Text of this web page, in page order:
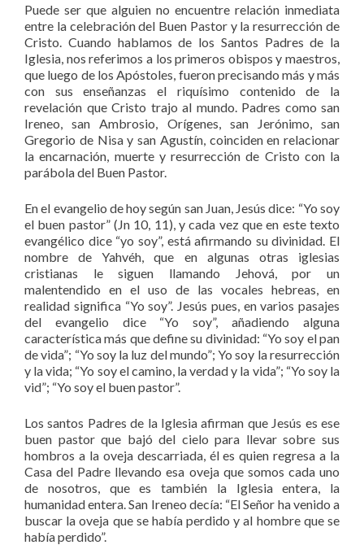
Puede ser que alguien no encuentre relación inmediata
entre la celebración del Buen Pastor y la resurrección de
Cristo. Cuando hablamos de los Santos Padres de la
Iglesia, nos referimos a los primeros obispos y maestros,
que luego de los Apóstoles, fueron precisando más y más
con sus enseñanzas el riquísimo contenido de la
revelación que Cristo trajo al mundo. Padres como san
Ireneo, san Ambrosio, Orígenes, san Jerónimo, san
Gregorio de Nisa y san Agustín, coinciden en relacionar
la encarnación, muerte y resurrección de Cristo con la
parábola del Buen Pastor.
En el evangelio de hoy según san Juan, Jesús dice: “Yo soy
el buen pastor” (Jn 10, 11), y cada vez que en este texto
evangélico dice “yo soy”, está afirmando su divinidad. El
nombre de Yahvéh, que en algunas otras iglesias
cristianas le siguen llamando Jehová, por un
malentendido en el uso de las vocales hebreas, en
realidad significa “Yo soy”. Jesús pues, en varios pasajes
del evangelio dice “Yo soy”, añadiendo alguna
característica más que define su divinidad: “Yo soy el pan
de vida”; “Yo soy la luz del mundo”; Yo soy la resurrección
y la vida; “Yo soy el camino, la verdad y la vida”; “Yo soy la
vid”; “Yo soy el buen pastor”.
Los santos Padres de la Iglesia afirman que Jesús es ese
buen pastor que bajó del cielo para llevar sobre sus
hombros a la oveja descarriada, él es quien regresa a la
Casa del Padre llevando esa oveja que somos cada uno
de nosotros, que es también la Iglesia entera, la
humanidad entera. San Ireneo decía: “El Señor ha venido a
buscar la oveja que se había perdido y al hombre que se
había perdido”.